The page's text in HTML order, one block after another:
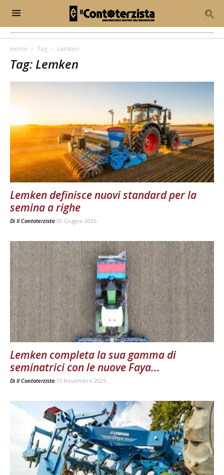
Home Tag Lemken
Tag: Lemken
Lemken definisce nuovi standard per la
semina a righe
Di Il Contoterzista 30 Giugno 2026
Lemken completa la sua gamma di
seminatrici con le nuove Faya...
Di Il Contoterzista 15 Novembre 2025